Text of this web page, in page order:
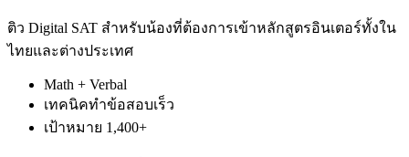
ติว Digital SAT สำหรับน้องที่ต้องการเข้าหลักสูตรอินเตอร์ทั้งใน
ไทยและต่างประเทศ
Math + Verbal
เทคนิคทำข้อสอบเร็ว
เป้าหมาย 1,400+